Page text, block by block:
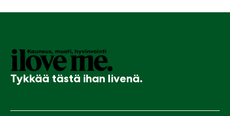
Tykkää tästä ihan livenä.